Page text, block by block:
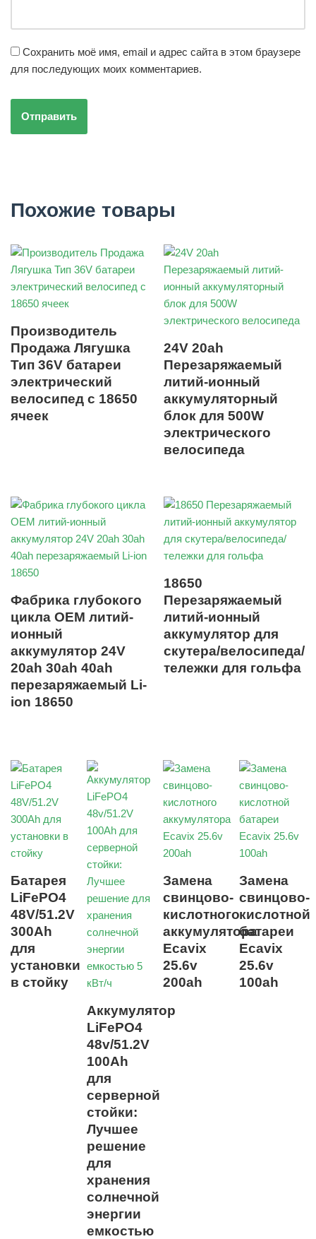
Сохранить моё имя, email и адрес сайта в этом браузере
для последующих моих комментариев.
Похожие товары
Производитель
Продажа Лягушка
Тип 36V батареи
электрический
велосипед с 18650
ячеек
24V 20ah
Перезаряжаемый
литий-ионный
аккумуляторный
блок для 500W
электрического
велосипеда
Фабрика глубокого
цикла OEM литий-
ионный
аккумулятор 24V
20ah 30ah 40ah
перезаряжаемый Li-
ion 18650
18650
Перезаряжаемый
литий-ионный
аккумулятор для
скутера/велосипеда/
тележки для гольфа
Батарея
LiFePO4
48V/51.2V
300Ah
для
установки
в стойку
Аккумулятор
LiFePO4
48v/51.2V
100Ah
для
серверной
стойки:
Лучшее
решение
для
хранения
солнечной
энергии
емкостью
Замена
свинцово-
кислотного
аккумулятора
Ecavix
25.6v
200ah
Замена
свинцово-
кислотной
батареи
Ecavix
25.6v
100ah